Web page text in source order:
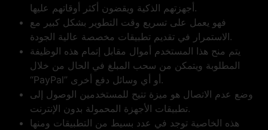
أجهزتهم الذكية ويقضون أكثر أوقاتهم عليها.
فهو يعمل على تسريع وقت التطوير بشكل كبير مع
الاستمرار في تقديم تطبيقات مخصصة عالية الجودة.
يتم منح هذا المستخدم أموال مقابل إتمام هذه الوظيفة
المطلوبة ويتمكن من سحب المبلغ في الحال من خلال
“PayPal” أو أي وسائل دفع أخرى.
وضع عدم الاتصال هو ميزة تتيح للمستخدمين الوصول إلى
تطبيقات الأجهزة المحمولة بدون الإنترنت.
هذه الخاصية توجد في عدد بسيط من التطبيقات ومنها